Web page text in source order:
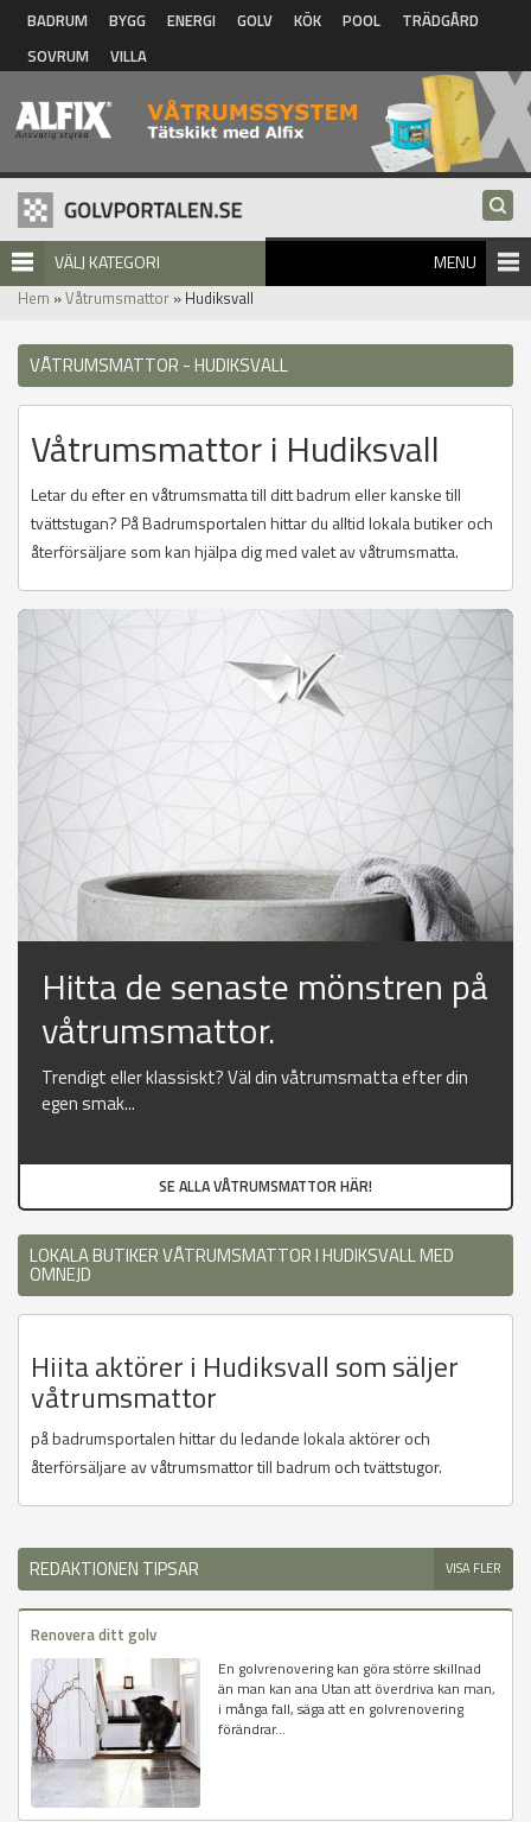
Hoppa till huvudinnehåll
BADRUM BYGG ENERGI GOLV KÖK POOL
TRÄDGÅRD
SOVRUM
VILLA
VÄLJ KATEGORI MENU
Hem »Våtrumsmattor » Hudiksvall
VÅTRUMSMATTOR - HUDIKSVALL
Våtrumsmattor i Hudiksvall
Letar du efter en våtrumsmatta till ditt badrum eller kanske till
tvättstugan? På Badrumsportalen hittar du alltid lokala butiker och
återförsäljare som kan hjälpa dig med valet av våtrumsmatta.
Hitta de senaste mönstren på
våtrumsmattor.
Trendigt eller klassiskt? Väl din våtrumsmatta efter din
egen smak...
SE ALLA VÅTRUMSMATTOR HÄR!
LOKALA BUTIKER VÅTRUMSMATTOR I HUDIKSVALL MED
OMNEJD
Hiita aktörer i Hudiksvall som säljer
våtrumsmattor
på badrumsportalen hittar du ledande lokala aktörer och
återförsäljare av våtrumsmattor till badrum och tvättstugor.
REDAKTIONEN TIPSAR VISA FLER
Renovera ditt golv
En golvrenovering kan göra större skillnad
än man kan ana Utan att överdriva kan man,
i många fall, säga att en golvrenovering
förändrar...